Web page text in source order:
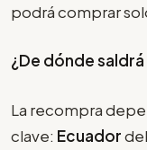
podrá comprar
¿De dónde
La recompra
clave: Ecuador